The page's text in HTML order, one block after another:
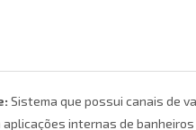
Sistema que possui canais de
aplicações internas de